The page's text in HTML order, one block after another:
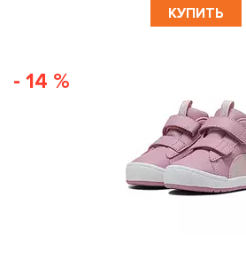
КУПИТЬ
- 14 %